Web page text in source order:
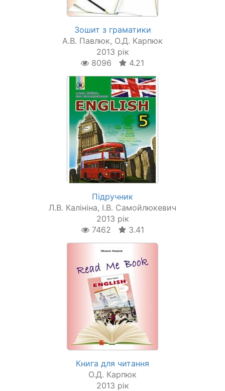
Зошит з граматики
А.В. Павлюк, О.Д. Карпюк
2013 рік
8096
4.21
Підручник
Л.В. Калініна, І.В. Самойлюкевич
2013 рік
7462
3.41
Книга для читання
О.Д. Карпюк
2013 рік